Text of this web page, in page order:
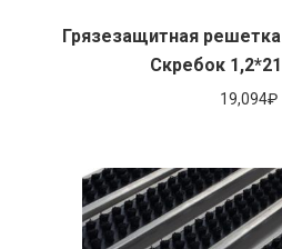
Грязезащитная
Скребок
19,094₽